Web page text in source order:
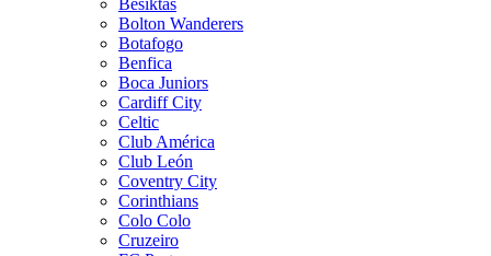
Besiktas
Bolton Wanderers
Botafogo
Benfica
Boca Juniors
Cardiff City
Celtic
Club América
Club León
Coventry City
Corinthians
Colo Colo
Cruzeiro